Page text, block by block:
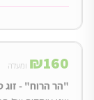
₪160 ומעלה
"הר הרוח" - זוג